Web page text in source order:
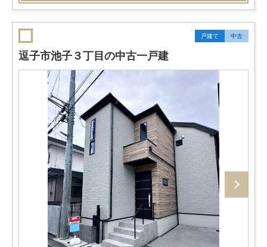
戸建て 中古
逗子市池子３丁目の中古一戸建